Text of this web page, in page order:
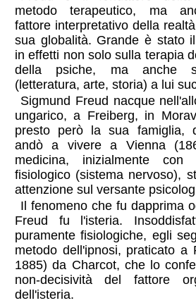
metodo terapeutico, ma
fattore interpretativo della
sua globalità. Grande è stato
in effetti non solo sulla terapia
della psiche, ma anche
(letteratura, arte, storia) a lui
Sigmund Freud nacque
ungarico, a Freiberg, in
presto però la sua famiglia,
andò a vivere a Vienna
medicina, inizialmente
fisiologico (sistema nervoso),
attenzione sul versante
Il fenomeno che fu dapprima
Freud fu l'isteria.
puramente fisiologiche, egli
metodo dell'ipnosi, praticato a
1885) da Charcot, che lo
non-decisività del fattore
dell'isteria.